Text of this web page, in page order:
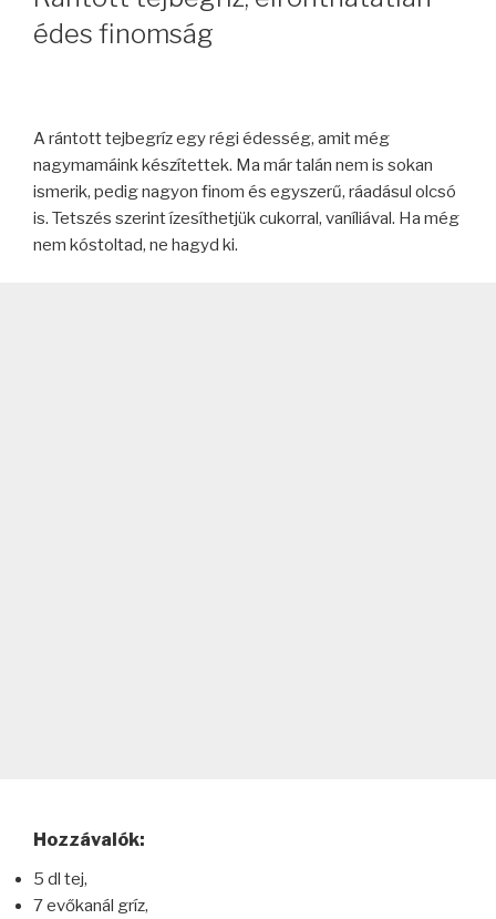
édes finomság
A rántott tejbegríz egy régi édesség, amit még
nagymamáink készítettek. Ma már talán nem is sokan
ismerik, pedig nagyon finom és egyszerű, ráadásul olcsó
is. Tetszés szerint ízesíthetjük cukorral, vaníliával. Ha még
nem kóstoltad, ne hagyd ki.
Hozzávalók:
5 dl tej,
7 evőkanál gríz,